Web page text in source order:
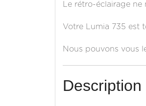
Le rétro-éclairage ne
Votre Lumia 735 est
Nous pouvons vous